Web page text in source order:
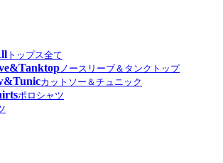
トップス全て
ノースリーブ＆タンクトップ
カットソー＆チュニック
ポロシャツ